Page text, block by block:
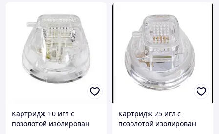
Картридж 10 игл с
позолотой изолирован
Картридж 25 игл с
позолотой изолирован